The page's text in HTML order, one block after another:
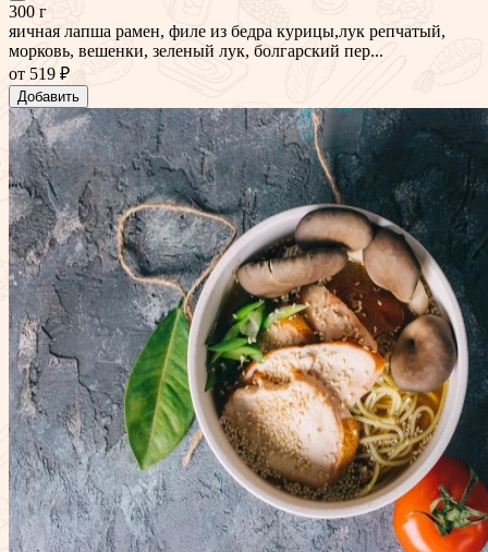
300 г
яичная лапша рамен, филе из бедра курицы,лук репчатый,
морковь, вешенки, зеленый лук, болгарский пер...
от 519 ₽
Добавить